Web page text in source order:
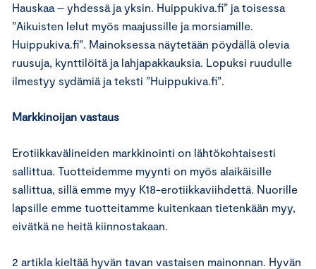
Hauskaa – yhdessä ja yksin. Huippukiva.fi” ja toisessa
”Aikuisten lelut myös maajussille ja morsiamille.
Huippukiva.fi”. Mainoksessa näytetään pöydällä olevia
ruusuja, kynttilöitä ja lahjapakkauksia. Lopuksi ruudulle
ilmestyy sydämiä ja teksti ”Huippukiva.fi”.
Markkinoijan vastaus
Erotiikkavälineiden markkinointi on lähtökohtaisesti
sallittua. Tuotteidemme myynti on myös alaikäisille
sallittua, sillä emme myy K18-erotiikkaviihdettä. Nuorille
lapsille emme tuotteitamme kuitenkaan tietenkään myy,
eivätkä ne heitä kiinnostakaan.
2 artikla kieltää hyvän tavan vastaisen mainonnan. Hyvän